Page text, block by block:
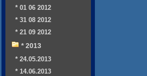
* 01 06 2012
* 31 08 2012
* 21 09 2012
* 2013
* 24.05.2013
* 14.06.2013